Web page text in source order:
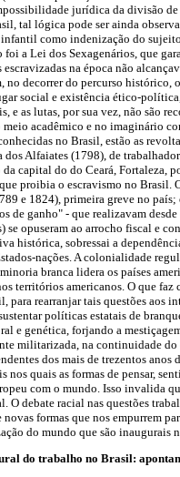
jurídica da divisão
tal lógica pode ser ainda
como indenização do
a Lei dos Sexagenários, que
na época não
decorrer do percurso histórico,
social e existência ético-
e as lutas, por sua vez, não são
meio acadêmico e no imaginário
no Brasil, estão as
Alfaiates (1798), de
capital do do Ceará, Fortaleza,
proibia o escravismo no Brasil.
e 1824), primeira greve no
de ganho" - que realizavam
se opuseram ao arrocho fiscal e
histórica, sobressai a
nações. A colonialidade
branca lidera os países
territórios americanos. O que faz
para rearranjar tais questões aos
políticas estatais de
e genética, forjando a
militarizada, na continuidade
dos mais de trezentos
quais as formas de pensar,
com o mundo. Isso invalida
debate racial nas questões
formas que nos empurrem
do mundo que são inaugurais
do trabalho no Brasil: